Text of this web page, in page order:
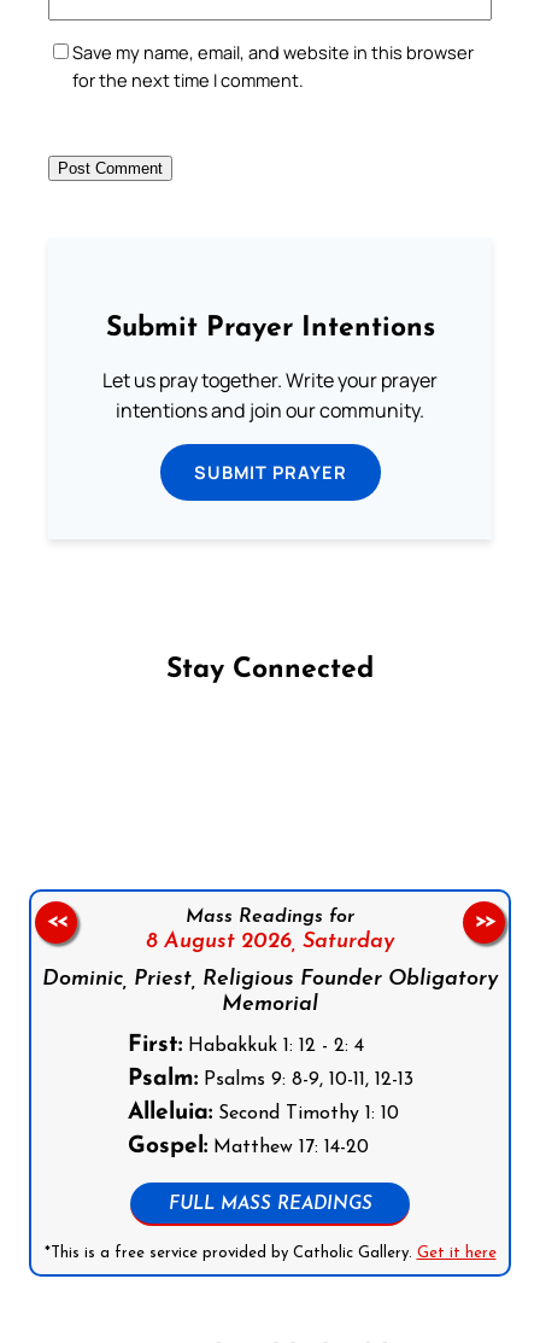
Save my name, email, and website in this browser
for the next time I comment.
Submit Prayer Intentions
Let us pray together. Write your prayer
intentions and join our community.
SUBMIT PRAYER
Stay Connected
Mass Readings for
8 August 2026, Saturday
Dominic, Priest, Religious Founder Obligatory
Memorial
First:Habakkuk 1: 12 - 2: 4
Psalm:Psalms 9: 8-9, 10-11, 12-13
Alleluia:Second Timothy 1: 10
Gospel:Matthew 17: 14-20
FULL MASS READINGS
*This is a free service provided by Catholic Gallery. Get it here
<< >>